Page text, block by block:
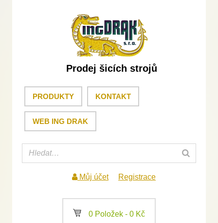
Prodej šicích strojů
PRODUKTY KONTAKT
WEB ING DRAK
Můj účet Registrace
a 0 Položek - 0 Kč